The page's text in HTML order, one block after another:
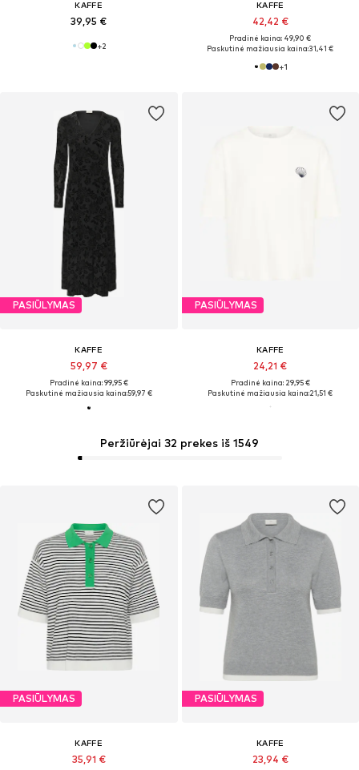
Peržiūrėjai 32 prekes iš 1549
KAFFE
39,95 €
+2
KAFFE
42,42 €
Pradinė kaina: 49,90 €
Paskutinė mažiausia kaina:31,41 €
+1
PASIŪLYMAS
KAFFE
59,97 €
Pradinė kaina: 99,95 €
Paskutinė mažiausia kaina:59,97 €
PASIŪLYMAS
KAFFE
24,21 €
Pradinė kaina: 29,95 €
Paskutinė mažiausia kaina:21,51 €
PASIŪLYMAS
KAFFE
35,91 €
PASIŪLYMAS
KAFFE
23,94 €